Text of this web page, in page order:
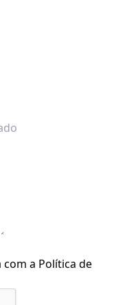
com a Política de